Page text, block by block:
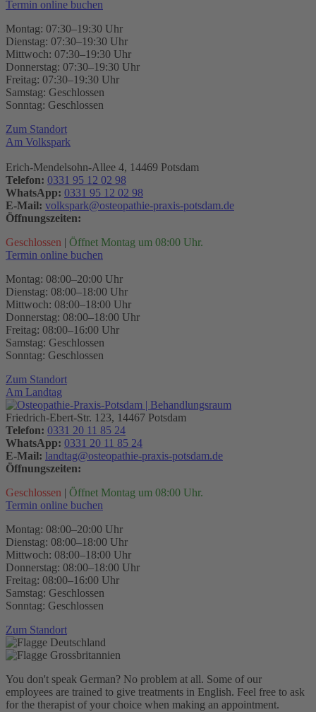
Termin online buchen
Montag: 07:30–19:30 Uhr
Dienstag: 07:30–19:30 Uhr
Mittwoch: 07:30–19:30 Uhr
Donnerstag: 07:30–19:30 Uhr
Freitag: 07:30–19:30 Uhr
Samstag: Geschlossen
Sonntag: Geschlossen
Zum Standort
Am Volkspark
Erich-Mendelsohn-Allee 4, 14469 Potsdam
Telefon: 0331 95 12 02 98
WhatsApp: 0331 95 12 02 98
E-Mail: volkspark@osteopathie-praxis-potsdam.de
Öffnungszeiten:
Geschlossen | Öffnet Montag um 08:00 Uhr.
Termin online buchen
Montag: 08:00–20:00 Uhr
Dienstag: 08:00–18:00 Uhr
Mittwoch: 08:00–18:00 Uhr
Donnerstag: 08:00–18:00 Uhr
Freitag: 08:00–16:00 Uhr
Samstag: Geschlossen
Sonntag: Geschlossen
Zum Standort
Am Landtag
Friedrich-Ebert-Str. 123, 14467 Potsdam
Telefon: 0331 20 11 85 24
WhatsApp: 0331 20 11 85 24
E-Mail: landtag@osteopathie-praxis-potsdam.de
Öffnungszeiten:
Geschlossen | Öffnet Montag um 08:00 Uhr.
Termin online buchen
Montag: 08:00–20:00 Uhr
Dienstag: 08:00–18:00 Uhr
Mittwoch: 08:00–18:00 Uhr
Donnerstag: 08:00–18:00 Uhr
Freitag: 08:00–16:00 Uhr
Samstag: Geschlossen
Sonntag: Geschlossen
Zum Standort
You don't speak German? No problem at all. Some of our
employees are trained to give treatments in English. Feel free to ask
for the therapist of your choice when making an appointment.